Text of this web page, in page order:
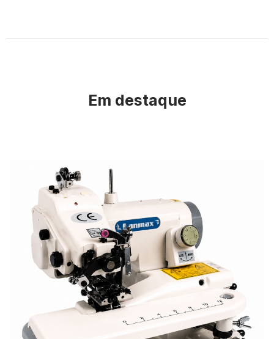
Em destaque